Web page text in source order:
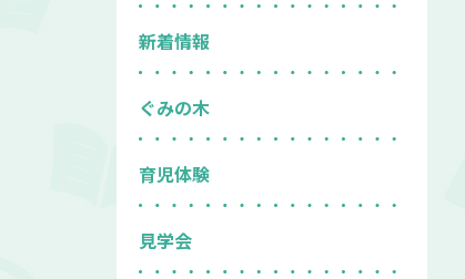
新着情報
ぐみの木
育児体験
見学会